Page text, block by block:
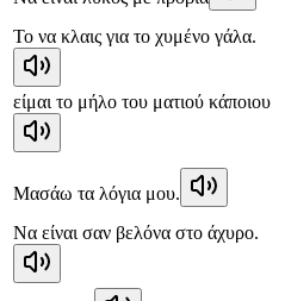
Το να κλαις για το χυμένο γάλα.
είμαι το μήλο του ματιού κάποιου
Μασάω τα λόγια μου.
Να είναι σαν βελόνα στο άχυρο.